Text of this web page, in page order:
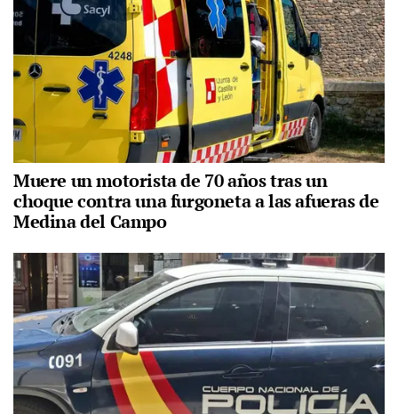
Muere un motorista de 70 años tras un
choque contra una furgoneta a las afueras de
Medina del Campo